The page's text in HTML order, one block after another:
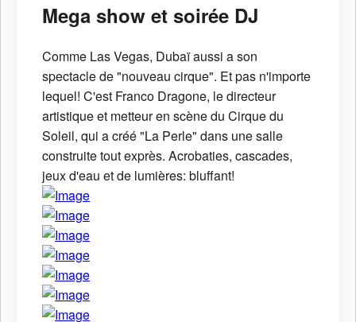
Mega show et soirée DJ
Comme Las Vegas, Dubaï aussi a son
spectacle de "nouveau cirque". Et pas n'importe
lequel! C'est Franco Dragone, le directeur
artistique et metteur en scène du Cirque du
Soleil, qui a créé "La Perle" dans une salle
construite tout exprès. Acrobaties, cascades,
jeux d'eau et de lumières: bluffant!